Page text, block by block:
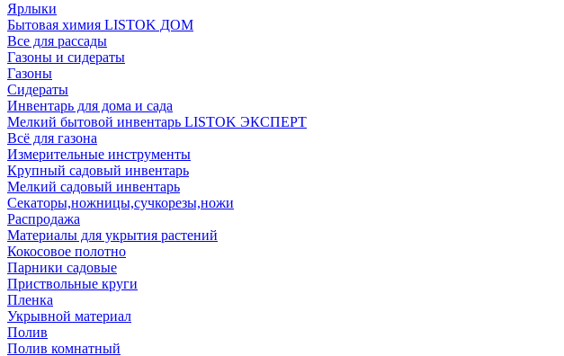
Ярлыки
Бытовая химия LISTOK ДОМ
Все для рассады
Газоны и сидераты
Газоны
Сидераты
Инвентарь для дома и сада
Мелкий бытовой инвентарь LISTOK ЭКСПЕРТ
Всё для газона
Измерительные инструменты
Крупный садовый инвентарь
Мелкий садовый инвентарь
Секаторы,ножницы,сучкорезы,ножи
Распродажа
Материалы для укрытия растений
Кокосовое полотно
Парники садовые
Приствольные круги
Пленка
Укрывной материал
Полив
Полив комнатный